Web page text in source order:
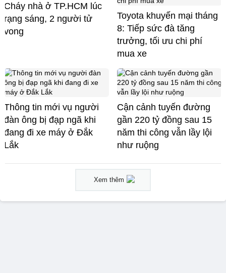
Cháy nhà ở TP.HCM lúc
rạng sáng, 2 người tử
vong
Toyota khuyến mại tháng
8: Tiếp sức đà tăng
trưởng, tối ưu chi phí
mua xe
Thông tin mới vụ người
đàn ông bị đạp ngã khi
đang đi xe máy ở Đắk
Lắk
Cận cảnh tuyến đường
gần 220 tỷ đồng sau 15
năm thi công vẫn lầy lội
như ruộng
Xem thêm